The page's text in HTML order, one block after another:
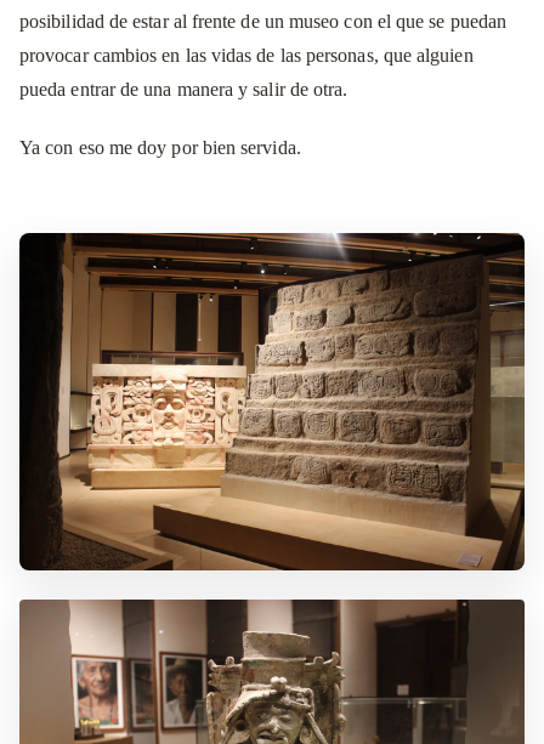
posibilidad de estar al frente de un museo con el que se puedan
provocar cambios en las vidas de las personas, que alguien
pueda entrar de una manera y salir de otra.
Ya con eso me doy por bien servida.